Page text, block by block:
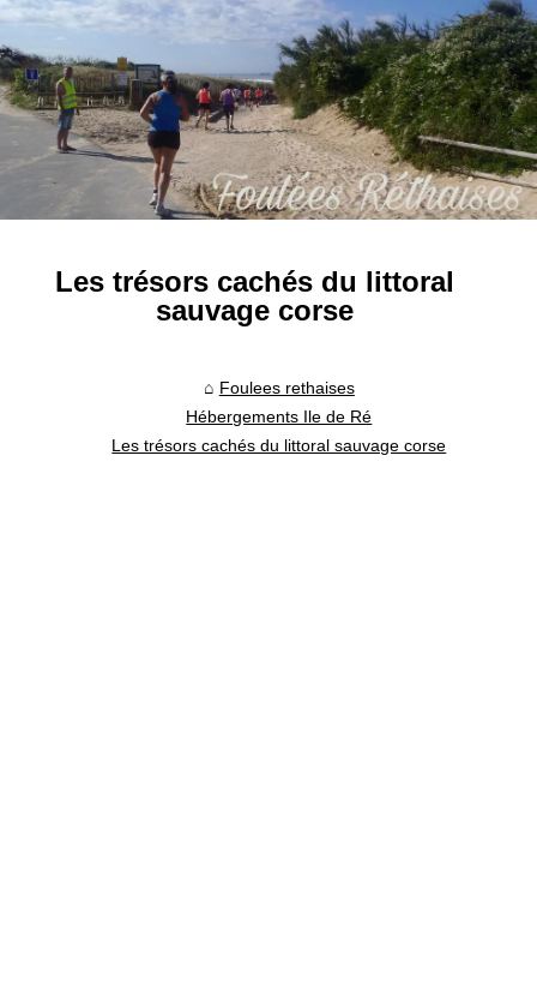
Les trésors cachés du littoral
sauvage corse
Foulees rethaises
Hébergements Ile de Ré
Les trésors cachés du littoral sauvage corse